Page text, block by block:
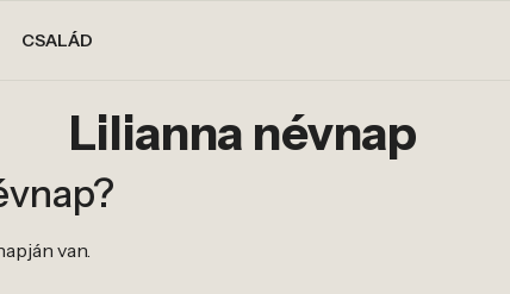
CSALÁD
Lilianna névnap
van.